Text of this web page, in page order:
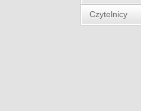
Czytelnicy